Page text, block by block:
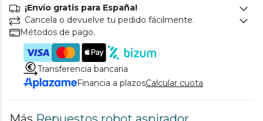
¡Envío gratis para España!
Cancela o devuelve tu pedido fácilmente.
Métodos de pago.
Transferencia bancaria
Financia a plazosCalcular cuota